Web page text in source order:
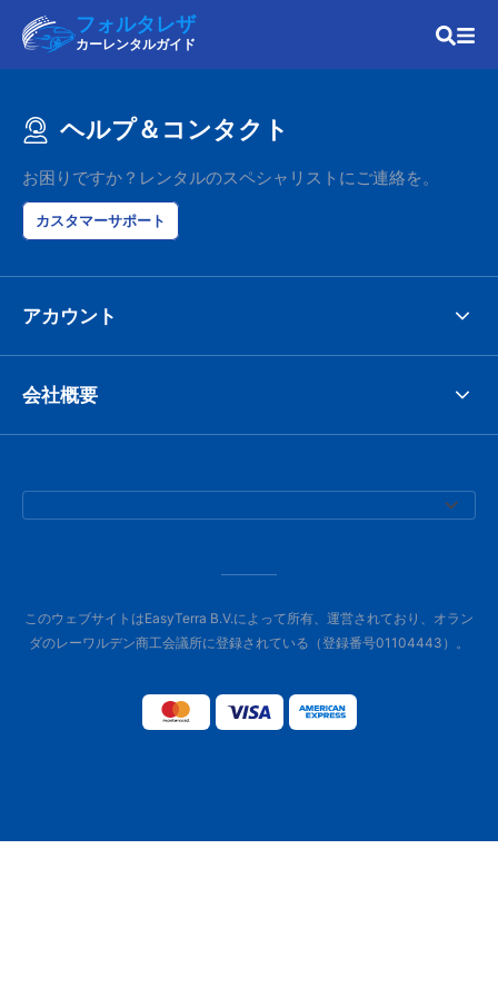
フォルタレザ
カーレンタルガイド
ヘルプ＆コンタクト
お困りですか？レンタルのスペシャリストにご連絡を。
カスタマーサポート
アカウント
会社概要
このウェブサイトはEasyTerra B.V.によって所有、運営されており、オラン
ダのレーワルデン商工会議所に登録されている（登録番号01104443）。